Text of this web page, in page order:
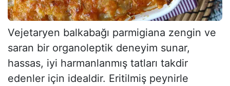
Vejetaryen balkabağı parmigiana zengin ve
saran bir organoleptik deneyim sunar,
hassas, iyi harmanlanmış tatları takdir
edenler için idealdir. Eritilmiş peynirle